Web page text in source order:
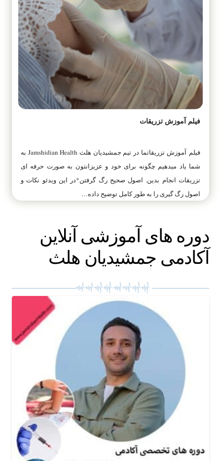
فیلم آموزش تزریقات
فیلم آموزش تزریقاتما در تیم جمشیدیان هلث Jamshidian Health به
شما یاد میدهیم چگونه برای خود و عزیزانتون به صورت حرفه ای
تزریقات انجام بدین. اصول صحیح رگ گرفتن*در این ویدئو نکات و
اصول رگ گیری را به طور کامل توضیح داده…
دوره های آموزشی آنلاین
آکادمی جمشیدیان هلث